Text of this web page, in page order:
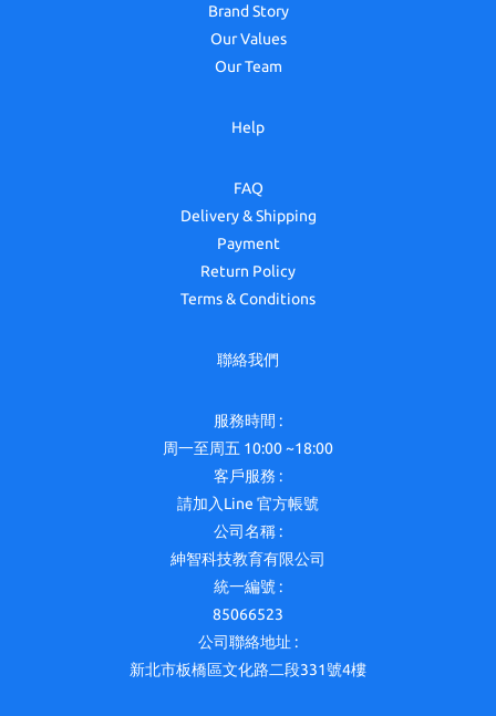
Brand Story
Our Values
Our Team
Help
FAQ
Delivery & Shipping
Payment
Return Policy
Terms & Conditions
聯絡我們
服務時間 :
周一至周五 10:00 ~18:00
客戶服務 :
請加入Line 官方帳號
公司名稱 :
紳智科技教育有限公司
統一編號 :
85066523
公司聯絡地址 :
新北市板橋區文化路二段331號4樓